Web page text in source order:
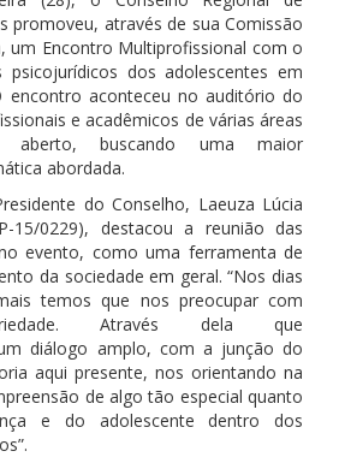
promoveu, através de sua Comissão
um Encontro Multiprofissional com o
dos adolescentes em
aconteceu no auditório do
e acadêmicos de várias áreas
buscando uma maior
abordada.
do Conselho, Laeuza Lúcia
15/0229), destacou a reunião das
evento, como uma ferramenta de
da sociedade em geral. “Nos dias
temos que nos preocupar com
Através dela que
diálogo amplo, com a junção do
aqui presente, nos orientando na
de algo tão especial quanto
e do adolescente dentro dos